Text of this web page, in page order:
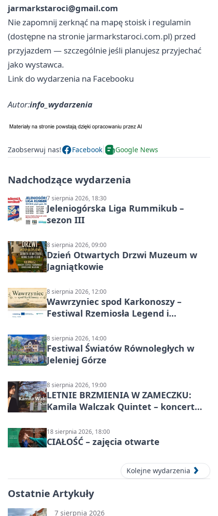
jarmarkstaroci@gmail.com
Nie zapomnij zerknąć na mapę stoisk i regulamin
(dostępne na stronie jarmarkstaroci.com.pl) przed
przyjazdem — szczególnie jeśli planujesz przyjechać
jako wystawca.
Link do wydarzenia na Facebooku
Autor:info_wydarzenia
Zaobserwuj nas! Facebook Google News
Nadchodzące wydarzenia
7 sierpnia 2026, 18:30
Jeleniogórska Liga Rummikub –
sezon III
8 sierpnia 2026, 09:00
Dzień Otwartych Drzwi Muzeum w
Jagniątkowie
8 sierpnia 2026, 12:00
Wawrzyniec spod Karkonoszy –
Festiwal Rzemiosła Legend i
8 sierpnia 2026, 14:00
Festiwal Światów Równoległych w
Jeleniej Górze
8 sierpnia 2026, 19:00
LETNIE BRZMIENIA W ZAMECZKU:
Kamila Walczak Quintet – koncert
18 sierpnia 2026, 18:00
CIAŁOŚĆ – zajęcia otwarte
Kolejne wydarzenia
Ostatnie Artykuły
7 sierpnia 2026